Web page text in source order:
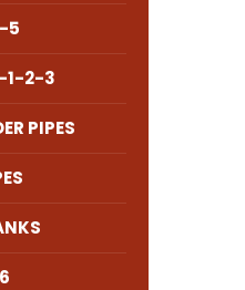
5
1-2-3
PIPES